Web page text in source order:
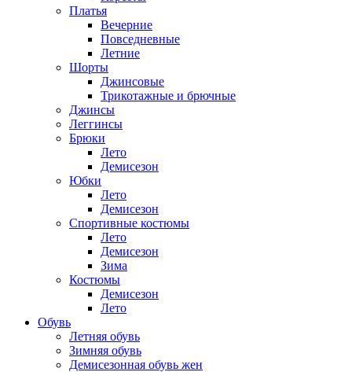
Платья
Вечерние
Повседневные
Летние
Шорты
Джинсовые
Трикотажные и брючные
Джинсы
Леггинсы
Брюки
Лето
Демисезон
Юбки
Лето
Демисезон
Спортивные костюмы
Лето
Демисезон
Зима
Костюмы
Демисезон
Лето
Обувь
Летняя обувь
Зимняя обувь
Демисезонная обувь жен